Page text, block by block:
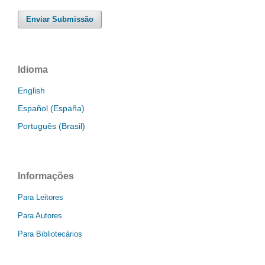
Enviar Submissão
Idioma
English
Español (España)
Português (Brasil)
Informações
Para Leitores
Para Autores
Para Bibliotecários